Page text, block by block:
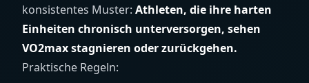
konsistentes Muster: Athleten, die ihre harten
Einheiten chronisch unterversorgen, sehen
VO2max stagnieren oder zurückgehen.
Praktische Regeln: